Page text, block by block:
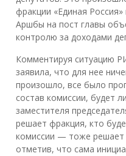
фракции «Единая
Аршбы на пост главы
контролю за доходами
Комментируя ситуацию
заявила, что для нее
произошло, все было
состав комиссии, будет
заместителя
решает фракция, кто
комиссии — тоже
отметив, что сама